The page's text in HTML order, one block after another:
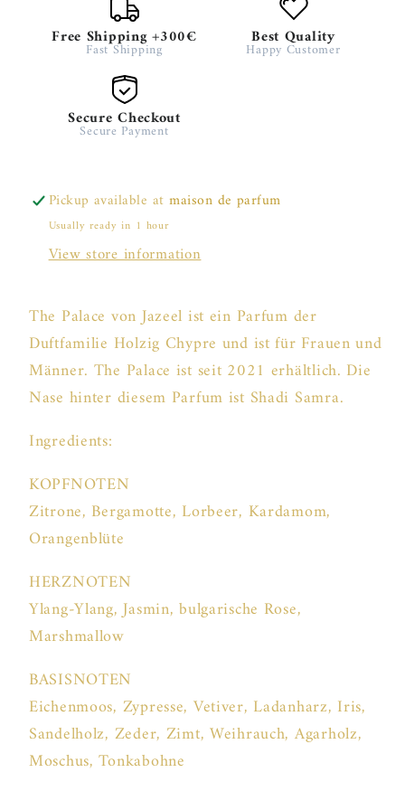
Free Shipping +300€
Fast Shipping
Best Quality
Happy Customer
Secure Checkout
Secure Payment
Pickup available atmaison de parfum
Usually ready in 1 hour
View store information
The Palace von Jazeel ist ein Parfum der
Duftfamilie Holzig Chypre und ist für Frauen und
Männer. The Palace ist seit 2021 erhältlich. Die
Nase hinter diesem Parfum ist Shadi Samra.
Ingredients:
KOPFNOTEN
Zitrone, Bergamotte, Lorbeer, Kardamom,
Orangenblüte
HERZNOTEN
Ylang-Ylang, Jasmin, bulgarische Rose,
Marshmallow
BASISNOTEN
Eichenmoos, Zypresse, Vetiver, Ladanharz, Iris,
Sandelholz, Zeder, Zimt, Weihrauch, Agarholz,
Moschus, Tonkabohne